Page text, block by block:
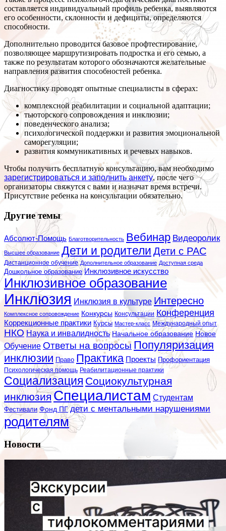
составляется индивидуальный профиль ребенка, выявляются
его особенности, склонности и дефициты, определяются
способности.
Дополнительно проводится базовое профтестирование,
позволяющее маршрутизировать подростка и его семью, а
также по результатам которого обозначаются желательные
направления развития способностей ребенка.
Диагностику проводят опытные специалисты в сферах:
комплексной реабилитации и социальной адаптации;
тьюторского сопровождения и инклюзии;
поведенческого анализа;
психологической поддержки и развития эмоциональной
саморегуляции;
развития коммуникативных и речевых навыков.
Чтобы получить бесплатную консультацию, вам необходимо
зарегистрироваться и заполнить анкету, после чего
организаторы свяжутся с вами и назначат время встречи.
Присутствие ребенка на консультации обязательно.
Другие темы
Абсолют-Помощь Благотворительность Вебинар Видеоролик
Высшее образование Дети и родители Дети с РАС
Дистанционное обучение Дополнительное образование Доступная среда
Дошкольное образование Инклюзивное искусство
Инклюзивное образование
Инклюзия Инклюзия в культуре Интересно
Комплексное сопровождение Конкурсы Консультации Конференция
Коррекционные практики Курсы Мастер-класс Международный опыт
НКО Наука и инвалидность Начальное образование Новое
Обучение Ответы на вопросы Популяризация
инклюзии Право Практика Проекты Профориентация
Психологическая помощь Реабилитационные практики
Социализация Социокультурная
инклюзияСпециалистам Студентам
Фестивали Фонд ПГ дети с ментальными нарушениями
родителям
Новости